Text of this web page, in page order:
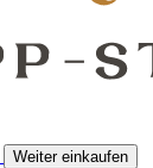
Weiter einkaufen